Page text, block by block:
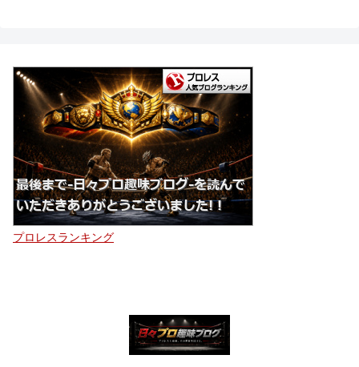
プロレスランキング